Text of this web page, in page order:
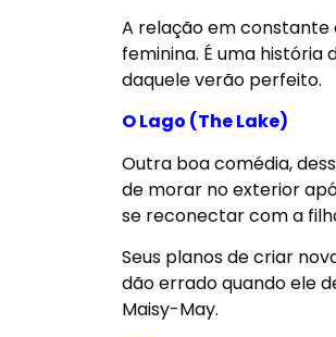
A relação em constante
feminina. É uma
daquele verão perfeito.
O Lago (The Lake)
Outra boa comédia,
de morar no exterior
se reconectar com a
Seus planos de criar
dão errado quando ele
Maisy-May.